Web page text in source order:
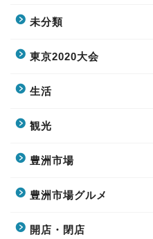
未分類
東京2020大会
生活
観光
豊洲市場
豊洲市場グルメ
開店・閉店